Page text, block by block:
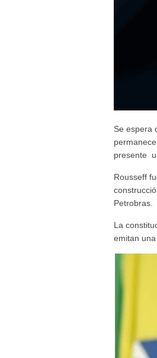
Se espera
presente
Rousseff
Petrobras.
La
emitan